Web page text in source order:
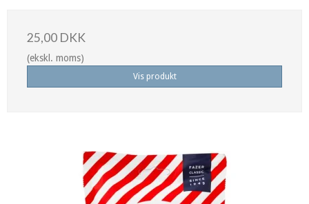
25,00 DKK
(ekskl. moms)
Vis produkt